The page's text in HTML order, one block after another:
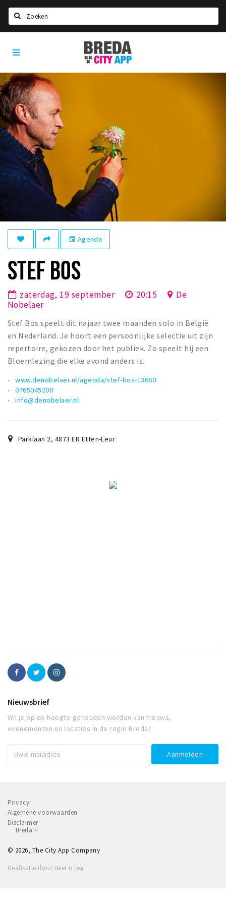
Home
Agenda
Deals
Party pics
Nieuws, interviews & blogs
Eten
Drinken
Slapen
Recreatief
Winkels
Winkelgebieden
Bezienswaardigheden
Musea, theaters & podia
Toeristische routes
Natuurgebieden
Baroniepoorten
Sport
Privacy
Breda
City
App
event Agenda
STEF BOS
zaterdag, 19 september 20:15
De
Nobelaer
Stef Bos speelt dit najaar twee maanden solo in België
en Nederland. Je hoort een persoonlijke selectie uit zijn
repertoire, gekozen door het publiek. Zo speelt hij een
Bloemlezing die elke avond anders is.
www.denobelaer.nl/agenda/stef-bos-13660
0765045200
info@denobelaer.nl
Parklaan 2, 4873 ER Etten-Leur
Nieuwsbrief
Wil je op de hoogte gehouden worden van nieuws,
evenementen en locaties in de regio Breda?
Privacy
Algemene voorwaarden
Disclaimer
Breda
© 2026, The City App Company
Realisatie door Beer n tea